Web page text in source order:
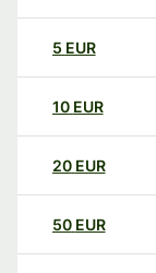
5 EUR
10 EUR
20 EUR
50 EUR